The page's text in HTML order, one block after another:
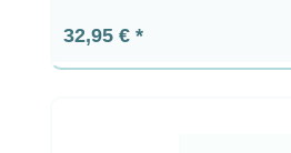
Precio normal:
32,95 €